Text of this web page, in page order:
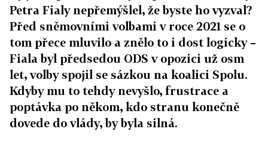
Petra Fialy nepřemýšlel, že byste ho vyzval?
Před sněmovními volbami v roce 2021 se o
tom přece mluvilo a znělo to i dost logicky –
Fiala byl předsedou ODS v opozici už osm
let, volby spojil se sázkou na koalici Spolu.
Kdyby mu to tehdy nevyšlo, frustrace a
poptávka po někom, kdo stranu konečně
dovede do vlády, by byla silná.